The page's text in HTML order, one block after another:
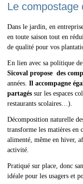
Le compostage
Dans le jardin, en
en toute saison tout en
de qualité pour vos
En lien avec sa politique
Sicoval propose des
années. Il accompagne
partagés sur les espaces
restaurants scolaires…).
Décomposition naturelle
transforme les matières en
alimenté, même en hiver,
activité.
Pratiqué sur place, donc
idéale pour les usagers et